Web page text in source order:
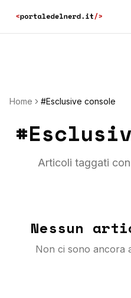
Home #Esclusive console
#
Articoli taggati
Nessun
Non ci sono ancora